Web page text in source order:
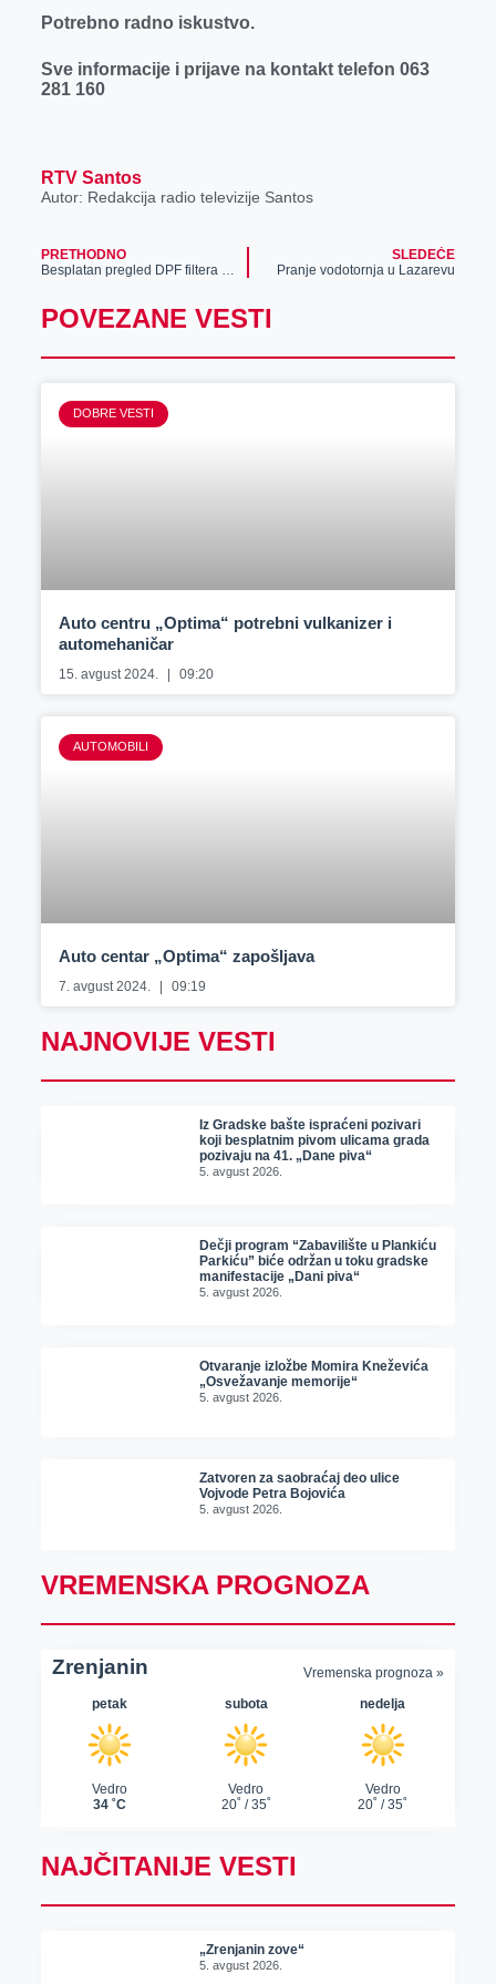
k
e
r
n
Potrebno radno iskustvo.
Sve informacije i prijave na kontakt telefon 063
281 160
RTV Santos
Autor: Redakcija radio televizije Santos
PRETHODNO
SLEDEĆE
Pranje vodotornja u Lazarevu
POVEZANE VESTI
DOBRE VESTI
Auto centru „Optima“ potrebni vulkanizer i
automehaničar
15. avgust 2024. 09:20
AUTOMOBILI
Auto centar „Optima“ zapošljava
7. avgust 2024. 09:19
NAJNOVIJE VESTI
Iz Gradske bašte ispraćeni pozivari
koji besplatnim pivom ulicama grada
pozivaju na 41. „Dane piva“
5. avgust 2026.
Dečji program “Zabavilište u Plankiću
Parkiću” biće održan u toku gradske
manifestacije „Dani piva“
5. avgust 2026.
Otvaranje izložbe Momira Kneževića
„Osvežavanje memorije“
5. avgust 2026.
Zatvoren za saobraćaj deo ulice
Vojvode Petra Bojovića
5. avgust 2026.
VREMENSKA PROGNOZA
NAJČITANIJE VESTI
„Zrenjanin zove“
5. avgust 2026.